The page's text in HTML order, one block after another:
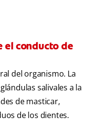
el conducto de
del organismo. La
salivales a la
de masticar,
de los dientes.